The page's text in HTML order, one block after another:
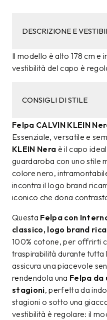
DESCRIZIONE E
Il modello è alto 178 cm e
vestibilità del capo è
CONSIGLI DI STILE
Felpa CALVIN KLEIN
Essenziale, versatile e
KLEIN Nera è il capo
guardaroba con uno stile
colore nero,
incontra il logo brand
iconico che dona
Questa Felpa con
classico, logo brand
100% cotone, per offrirti
traspirabilità durante tutta
assicura una piacevole
rendendola una Felpa
stagioni, perfetta da
stagioni o sotto una
vestibilità è regolare: il